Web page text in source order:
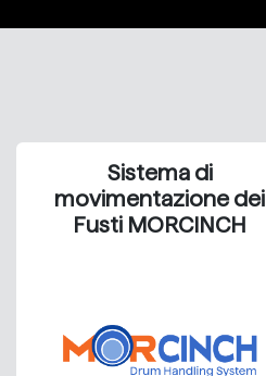
Sistema di
movimentazione dei
Fusti MORCINCH